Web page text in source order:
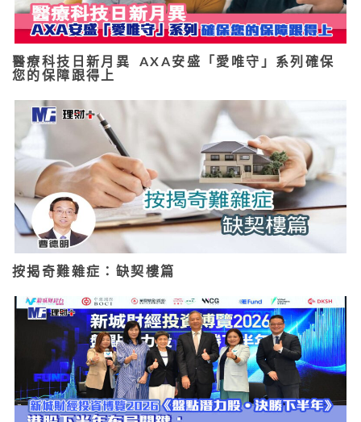
醫療科技日新月異 AXA安盛「愛唯守」系列確保
您的保障跟得上
按揭奇難雜症：缺契樓篇